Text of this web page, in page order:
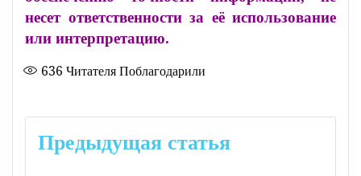
несет ответственности за её использование
или интерпретацию.
636 Читателя Поблагодарили
поПредыдущая статья